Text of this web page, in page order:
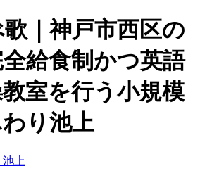
｜神戸市西区の
給食制かつ英語
室を行う小規模
り池上